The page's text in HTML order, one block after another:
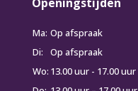
Ma: Op afspraak
Di:
Op afspraak
Wo: 13.00 uur - 17.00 uur